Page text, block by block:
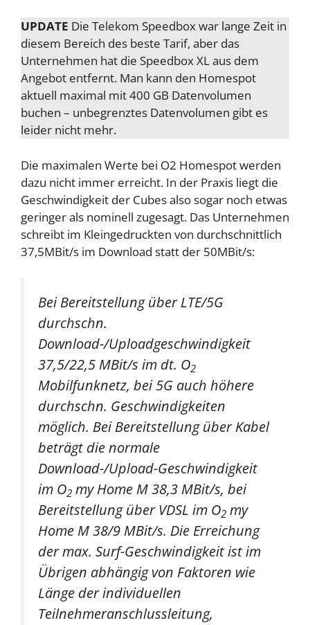
UPDATE Die Telekom Speedbox war lange Zeit in
diesem Bereich des beste Tarif, aber das
Unternehmen hat die Speedbox XL aus dem
Angebot entfernt. Man kann den Homespot
aktuell maximal mit 400 GB Datenvolumen
buchen – unbegrenztes Datenvolumen gibt es
leider nicht mehr.
Die maximalen Werte bei O2 Homespot werden
dazu nicht immer erreicht. In der Praxis liegt die
Geschwindigkeit der Cubes also sogar noch etwas
geringer als nominell zugesagt. Das Unternehmen
schreibt im Kleingedruckten von durchschnittlich
37,5MBit/s im Download statt der 50MBit/s:
Bei Bereitstellung über LTE/5G
durchschn.
Download-/Uploadgeschwindigkeit
37,5/22,5 MBit/s im dt. O2
Mobilfunknetz, bei 5G auch höhere
durchschn. Geschwindigkeiten
möglich. Bei Bereitstellung über Kabel
beträgt die normale
Download-/Upload-Geschwindigkeit
im O2 my Home M 38,3 MBit/s, bei
Bereitstellung über VDSL im O2 my
Home M 38/9 MBit/s. Die Erreichung
der max. Surf-Geschwindigkeit ist im
Übrigen abhängig von Faktoren wie
Länge der individuellen
Teilnehmeranschlussleitung,